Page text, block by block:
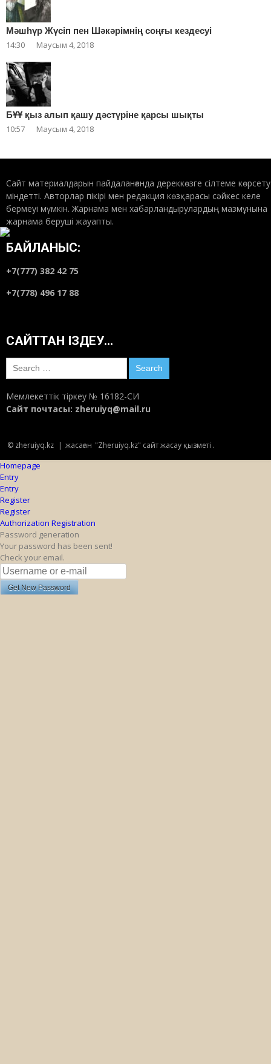
Мәшһүр Жүсіп пен Шәкәрімнің соңғы кездесуі
14:30 Маусым 4, 2018
БҰҰ қыз алып қашу дәстүріне қарсы шықты
10:57 Маусым 4, 2018
Сайт материалдарын пайдаланғанда дереккөзге сілтеме көрсету
міндетті. Авторлар пікірі мен редакция көзқарасы сәйкес келе
бермеуі мүмкін. Жарнама мен хабарландырулардың мазмұнына
жарнама беруші жауапты.
БАЙЛАНЫС:
+7(777) 382 42 75
+7(778) 496 17 88
САЙТТАН ІЗДЕУ…
Search
for:
Мемлекеттік тіркеу № 16182-СИ
Сайт почтасы: zheruiyq@mail.ru
© zheruiyq.kz | жасаған "Zheruiyq.kz" сайт жасау қызметі .
Homepage
Entry
Entry
Register
Register
Authorization Registration
Password generation
Your password has been sent!
Check your email.